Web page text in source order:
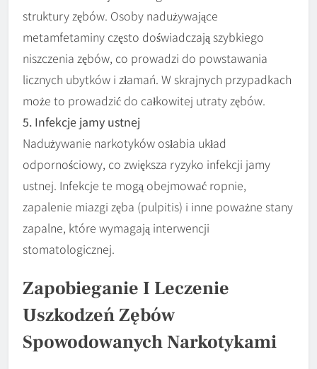
struktury zębów. Osoby nadużywające
metamfetaminy często doświadczają szybkiego
niszczenia zębów, co prowadzi do powstawania
licznych ubytków i złamań. W skrajnych przypadkach
może to prowadzić do całkowitej utraty zębów.
5. Infekcje jamy ustnej
Nadużywanie narkotyków osłabia układ
odpornościowy, co zwiększa ryzyko infekcji jamy
ustnej. Infekcje te mogą obejmować ropnie,
zapalenie miazgi zęba (pulpitis) i inne poważne stany
zapalne, które wymagają interwencji
stomatologicznej.
Zapobieganie I Leczenie
Uszkodzeń Zębów
Spowodowanych Narkotykami